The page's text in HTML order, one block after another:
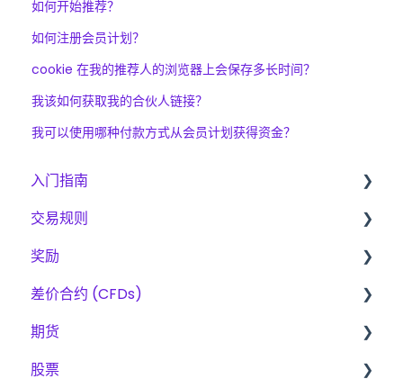
如何开始推荐？
如何注册会员计划？
cookie 在我的推荐人的浏览器上会保存多长时间？
我该如何获取我的合伙人链接？
我可以使用哪种付款方式从会员计划获得资金？
入门指南
入门指南
The Trading Pit – 我们是谁
采购
产品
账户验证
交易规则
差价合约、期货与股票的基本规则
CFD
期貨
股票
奖励
费用
奖励方法
差价合约 (CFDs)
产品
交易
期货
扩容计划
股票